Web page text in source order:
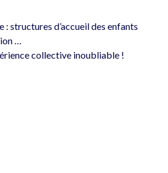
structures d’accueil des enfants
…